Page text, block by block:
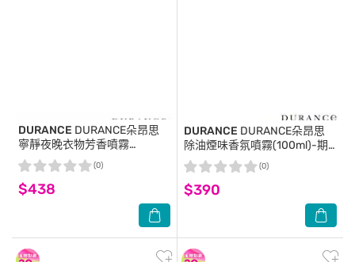
DURANCE DURANCE朵昂思
寧靜夜晚衣物芳香噴霧
(250ml)-期效202609-專櫃公
司貨
$438
(0)
DURANCE DURANCE朵昂思
除油煙味香氛噴霧(100ml)-期
效202611-專櫃公司貨
$390
(0)